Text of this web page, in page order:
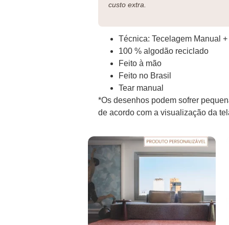
custo extra.
Técnica: Tecelagem Manual
100 % algodão reciclado
Feito à mão
Feito no Brasil
Tear manual
*Os desenhos podem sofrer
de acordo com a visualização da